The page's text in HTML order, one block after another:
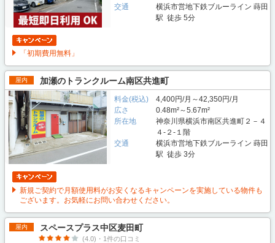
交通
横浜市営地下鉄ブルーライン 蒔田
駅 徒歩 5分
「初期費用無料」
屋内 加瀬のトランクルーム南区共進町
料金(税込)
4,400円/月～42,350円/月
広さ
0.48m²～5.67m²
所在地
神奈川県横浜市南区共進町２－４
４‐２-１階
交通
横浜市営地下鉄ブルーライン 蒔田
駅 徒歩 3分
新規ご契約で月額使用料がお安くなるキャンペーンを実施している物件も
ございます。お気軽にお問い合わせください。
屋内 スペースプラス中区麦田町
(4.0)・1件の口コミ